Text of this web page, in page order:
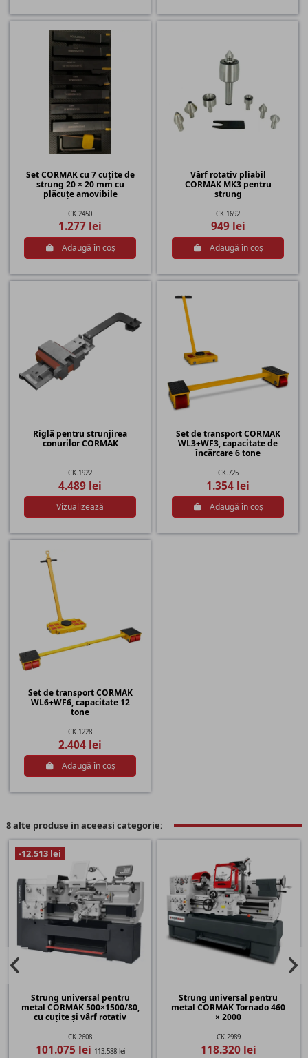
Set CORMAK cu 7 cuțite de
strung 20 × 20 mm cu
plăcuțe amovibile
CK.2450
1.277 lei
Adaugă în coș
Vârf rotativ pliabil
CORMAK MK3 pentru
strung
CK.1692
949 lei
Adaugă în coș
Riglă pentru strunjirea
conurilor CORMAK
CK.1922
4.489 lei
Vizualizează
Set de transport CORMAK
WL3+WF3, capacitate de
încărcare 6 tone
CK.725
1.354 lei
Adaugă în coș
Set de transport CORMAK
WL6+WF6, capacitate 12
tone
CK.1228
2.404 lei
Adaugă în coș
8 alte produse in aceeasi categorie:
-12.513 lei
Strung universal pentru
metal CORMAK 500×1500/80,
cu cuțite și vârf rotativ
CK.2608
101.075 lei113.588 lei
Strung universal pentru
metal CORMAK Tornado 460
× 2000
CK.2989
118.320 lei